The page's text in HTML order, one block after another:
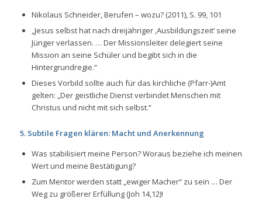
Nikolaus Schneider, Berufen – wozu? (2011), S. 99, 101
„Jesus selbst hat nach dreijähriger ‚Ausbildungszeit‘ seine
Jünger verlassen. … Der Missionsleiter delegiert seine
Mission an seine Schüler und begibt sich in die
Hintergrundregie.“
Dieses Vorbild sollte auch für das kirchliche (Pfarr-)Amt
gelten: „Der geistliche Dienst verbindet Menschen mit
Christus und nicht mit sich selbst.“
5. Subtile Fragen klären: Macht und Anerkennung
Was stabilisiert meine Person? Woraus beziehe ich meinen
Wert und meine Bestätigung?
Zum Mentor werden statt „ewiger Macher“ zu sein … Der
Weg zu größerer Erfüllung (Joh 14,12)!